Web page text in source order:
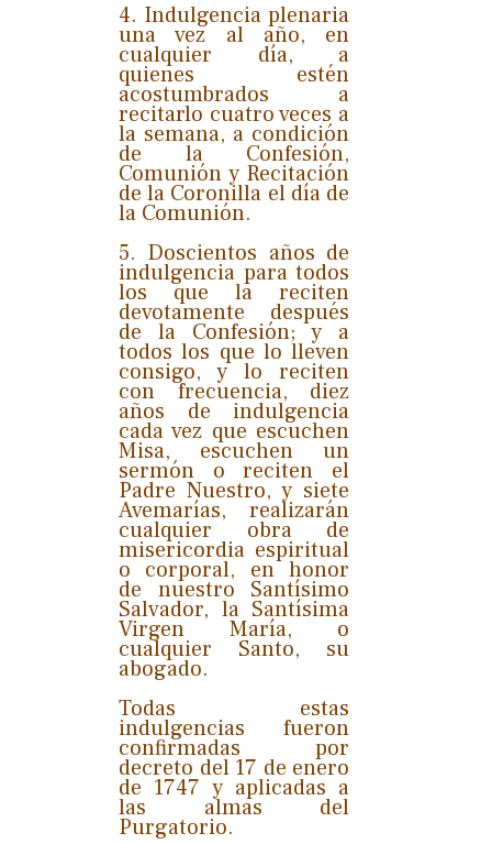
4. Indulgencia plenaria
una vez al año, en
cualquier día, a
quienes estén
acostumbrados a
recitarlo cuatro veces a
la semana, a condición
de la Confesión,
Comunión y Recitación
de la Coronilla el día de
la Comunión.
5. Doscientos años de
indulgencia para todos
los que la reciten
devotamente después
de la Confesión; y a
todos los que lo lleven
consigo, y lo reciten
con frecuencia, diez
años de indulgencia
cada vez que escuchen
Misa, escuchen un
sermón o reciten el
Padre Nuestro, y siete
Avemarías, realizarán
cualquier obra de
misericordia espiritual
o corporal, en honor
de nuestro Santísimo
Salvador, la Santísima
Virgen María, o
cualquier Santo, su
abogado.
Todas estas
indulgencias fueron
confirmadas por
decreto del 17 de enero
de 1747 y aplicadas a
las almas del
Purgatorio.